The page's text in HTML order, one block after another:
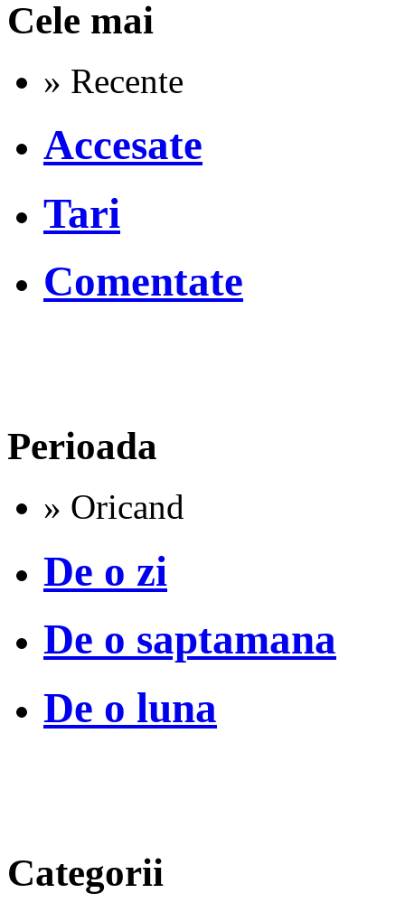
Cele mai
» Recente
Accesate
Tari
Comentate
Perioada
» Oricand
De o zi
De o saptamana
De o luna
Categorii